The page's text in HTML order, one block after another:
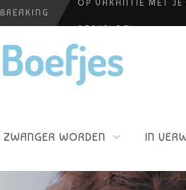
BREAKING
HUISELIJKE
ZWANGER WORDEN IN